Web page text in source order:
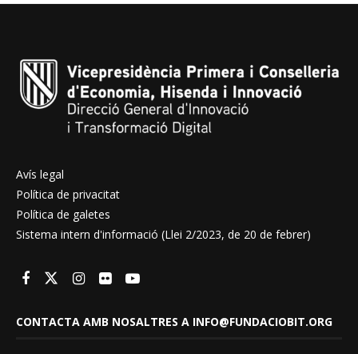
Avís legal
Política de privacitat
Política de galetes
Sistema intern d'informació (Llei 2/2023, de 20 de febrer)
CONTACTA AMB NOSALTRES A INFO@FUNDACIOBIT.ORG